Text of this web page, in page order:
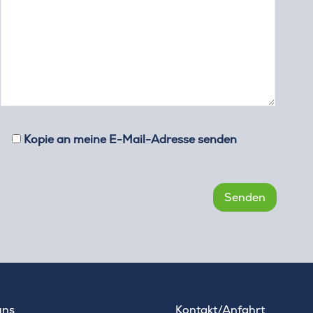
Kopie an meine E-Mail-Adresse senden
Kontakt/Anfahrt